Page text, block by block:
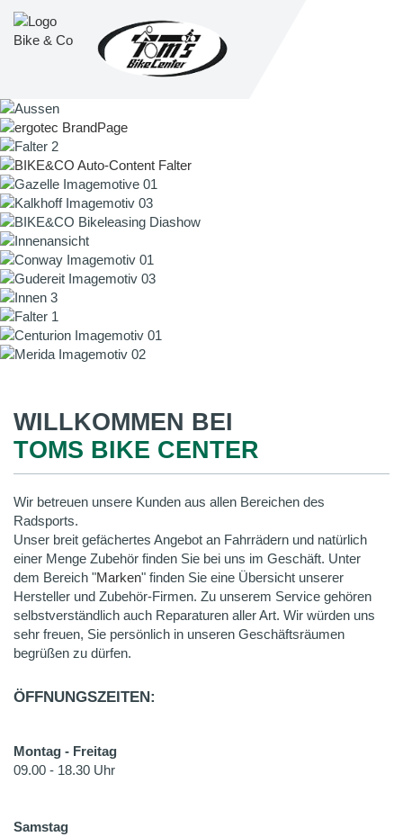
WILLKOMMEN BEI
TOMS BIKE CENTER
Wir betreuen unsere Kunden aus allen Bereichen des
Radsports.
Unser breit gefächertes Angebot an Fahrrädern und natürlich
einer Menge Zubehör finden Sie bei uns im Geschäft. Unter
dem Bereich "Marken" finden Sie eine Übersicht unserer
Hersteller und Zubehör-Firmen. Zu unserem Service gehören
selbstverständlich auch Reparaturen aller Art. Wir würden uns
sehr freuen, Sie persönlich in unseren Geschäftsräumen
begrüßen zu dürfen.
ÖFFNUNGSZEITEN:
Montag - Freitag
09.00 - 18.30 Uhr
Samstag